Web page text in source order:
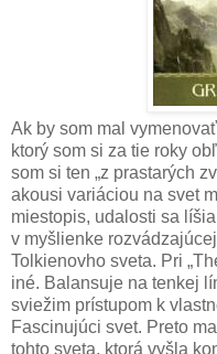
Ak by som mal
ktorý som si za tie roky
som si ten „z prastarých
akousi variáciou na svet
miestopis, udalosti sa
v myšlienke
Tolkienovho sveta. Pri
iné. Balansuje na tenkej
sviežim prístupom k
Fascinujúci svet. Preto
tohto sveta, ktorá vyšla